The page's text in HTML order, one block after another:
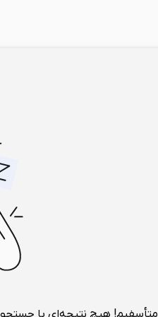
متأسفیم! هیچ نتیجه‌ای با